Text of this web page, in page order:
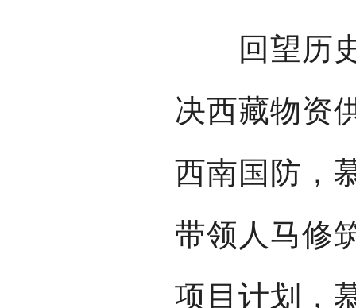
回望历史
决西藏物资
西南国防，
带领人马修
项目计划，